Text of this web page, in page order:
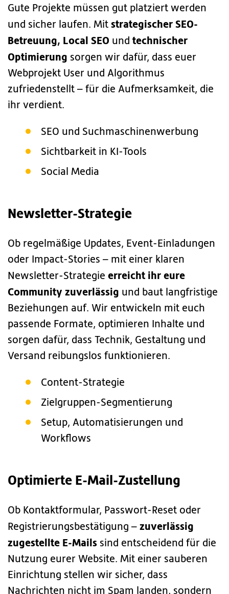
Gute Projekte müssen gut platziert werden
und sicher laufen. Mit strategischer SEO-
Betreuung, Local SEO und technischer
Optimierung sorgen wir dafür, dass euer
Webprojekt User und Algorithmus
zufriedenstellt – für die Aufmerksamkeit, die
ihr verdient.
SEO und Suchmaschinenwerbung
Sichtbarkeit in KI-Tools
Social Media
Newsletter-Strategie
Ob regelmäßige Updates, Event-Einladungen
oder Impact-Stories – mit einer klaren
Newsletter-Strategie erreicht ihr eure
Community zuverlässig und baut langfristige
Beziehungen auf. Wir entwickeln mit euch
passende Formate, optimieren Inhalte und
sorgen dafür, dass Technik, Gestaltung und
Versand reibungslos funktionieren.
Content-Strategie
Zielgruppen-Segmentierung
Setup, Automatisierungen und
Workflows
Optimierte E-Mail-Zustellung
Ob Kontaktformular, Passwort-Reset oder
Registrierungsbestätigung – zuverlässig
zugestellte E-Mails sind entscheidend für die
Nutzung eurer Website. Mit einer sauberen
Einrichtung stellen wir sicher, dass
Nachrichten nicht im Spam landen, sondern